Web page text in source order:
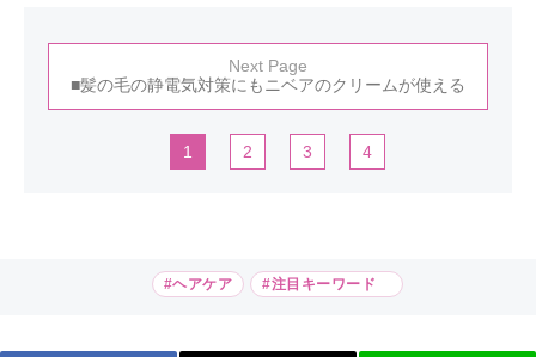
Next Page
■髪の毛の静電気対策にもニベアのクリームが使える
1 2 3 4
#ヘアケア #注目キーワード